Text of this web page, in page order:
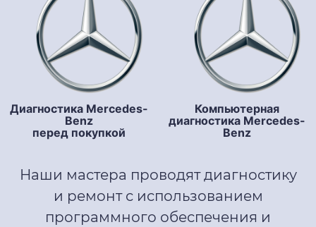
Диагностика Mercedes-
Benz
перед покупкой
Компьютерная
диагностика Mercedes-
Benz
Наши мастера проводят диагностику
и ремонт с использованием
программного обеспечения и